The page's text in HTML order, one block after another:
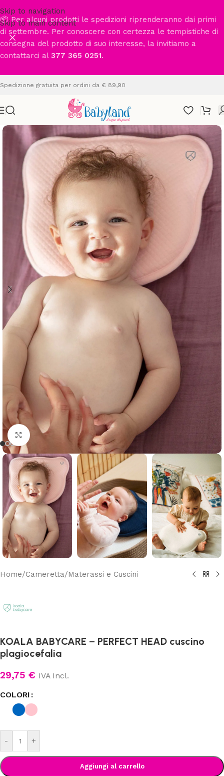
Skip to navigation
Skip to main content
📦 Per alcuni prodotti le spedizioni riprenderanno dai primi
di settembre. Per conoscere con certezza le tempistiche di
consegna del prodotto di suo interesse, la invitiamo a
contattarci al 377 365 0251.
Spedizione gratuita per ordini da € 89,90
Clicca per ingrandire
Home/Cameretta/Materassi e Cuscini
KOALA BABYCARE – PERFECT HEAD cuscino
plagiocefalia
29,75 € IVA Incl.
COLORI
- +
Aggiungi al carrello